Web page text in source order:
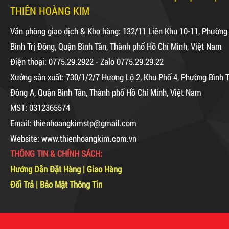
Máy Sản Xuất Băng Keo
Mã sản phẩm: MSXBK
Hot
Keo Chống Dột, Chống Thấm
Mã sản phẩm: KCD
Dây rút nhựa trắng và đen
15cm, 4*150
10,000 VNĐ 12,000 VNĐ
Combo 60 cây băng keo
trong 200Y 1.8kg
THIÊN HOÀNG KIM
Văn phòng giao dịch & Kho hàng: 132/11 Liên Khu 10-11, Phường
Bình Trị Đông, Quận Bình Tân, Thành phố Hồ Chí Minh, Việt Nam
Điện thoại: 0775.29.2922 - Zalo 0775.29.29.22
Xưởng sản xuất: 730/1/2/7 Hương Lộ 2, Khu Phố 4, Phường Bình
Đông A, Quận Bình Tân, Thành phố Hồ Chí Minh, Việt Nam
MST: 0312365574
Email: thienhoangkimstp@gmail.com
Website: www.thienhoangkim.com.vn
THÔNG TIN & CHÍNH SÁCH:
Hướng Dẫn Đặt Hàng | Giao Hàng
Đổi Trả | Bảo Mật Thông Tin